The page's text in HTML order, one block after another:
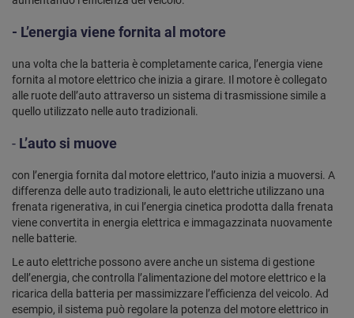
- L’energia viene fornita al motore
una volta che la batteria è completamente carica, l’energia viene
fornita al motore elettrico che inizia a girare. Il motore è collegato
alle ruote dell’auto attraverso un sistema di trasmissione simile a
quello utilizzato nelle auto tradizionali.
- L’auto si muove
con l’energia fornita dal motore elettrico, l’auto inizia a muoversi. A
differenza delle auto tradizionali, le auto elettriche utilizzano una
frenata rigenerativa, in cui l’energia cinetica prodotta dalla frenata
viene convertita in energia elettrica e immagazzinata nuovamente
nelle batterie.
Le auto elettriche possono avere anche un sistema di gestione
dell’energia, che controlla l’alimentazione del motore elettrico e la
ricarica della batteria per massimizzare l’efficienza del veicolo. Ad
esempio, il sistema può regolare la potenza del motore elettrico in